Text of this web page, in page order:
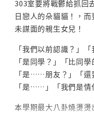
303室要將戰鬱給抓回
日戀人的朵貓貓！，
未謀面的親生女兒！
「我們以前認識？」「
「是同學？」「比同學
「是……朋友？」「還
「是……」「我們是情
本學期最大八卦燒燙